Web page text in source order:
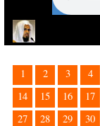
1 2 3 4
14
15 16 17
27
28 29 30